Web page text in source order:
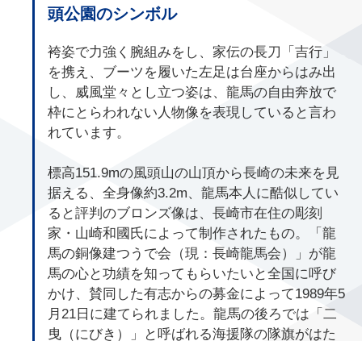
頭公園のシンボル
袴姿で力強く腕組みをし、家伝の長刀「吉行」
を携え、ブーツを履いた左足は台座からはみ出
し、威風堂々とし立つ姿は、龍馬の自由奔放で
枠にとらわれない人物像を表現していると言わ
れています。
標高151.9mの風頭山の山頂から長崎の未来を見
据える、全身像約3.2m、龍馬本人に酷似してい
ると評判のブロンズ像は、長崎市在住の彫刻
家・山崎和國氏によって制作されたもの。「龍
馬の銅像建つうで会（現：長崎龍馬会）」が龍
馬の心と功績を知ってもらいたいと全国に呼び
かけ、賛同した有志からの募金によって1989年5
月21日に建てられました。龍馬の後ろでは「二
曳（にびき）」と呼ばれる海援隊の隊旗がはた